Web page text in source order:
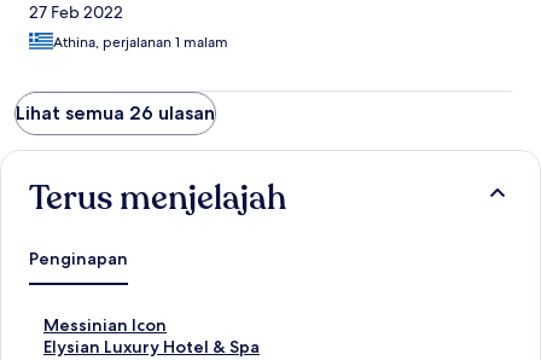
27 Feb 2022
Athina, perjalanan 1 malam
Lihat semua 26 ulasan
Terus menjelajah
Penginapan
Messinian Icon
T
a
Elysian Luxury Hotel & Spa
T